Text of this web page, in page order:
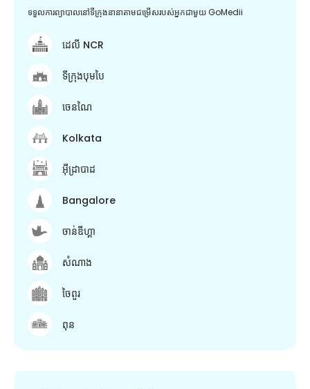
ទទួលការព្យាបាលនៅទីក្រុងនានាតាមជម្រើសរបស់អ្នកជាមួយ GoMedii
ដេលី NCR
ទីក្រុងបុមបៃ
ចេនណៃ
Kolkata
អ៊ីដ្រាបាដ
Bangalore
ចាន់ឌីហ្គា
សំណាង
ចៃពួរ
ពុន